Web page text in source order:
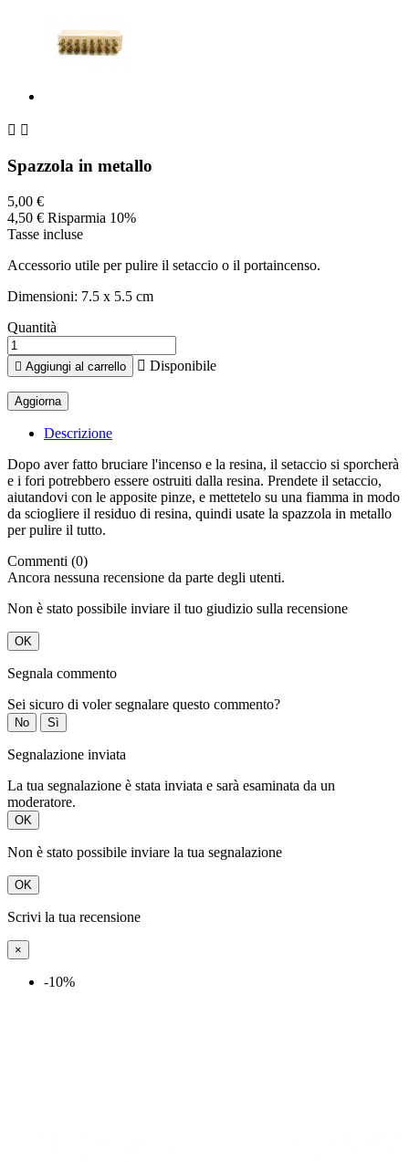
 
Spazzola in metallo
5,00 €
4,50 € Risparmia 10%
Tasse incluse
Accessorio utile per pulire il setaccio o il portaincenso.
Dimensioni: 7.5 x 5.5 cm
Quantità
 Aggiungi al carrello  Disponibile
Descrizione
Dopo aver fatto bruciare l'incenso e la resina, il setaccio si sporcherà
e i fori potrebbero essere ostruiti dalla resina. Prendete il setaccio,
aiutandovi con le apposite pinze, e mettetelo su una fiamma in modo
da sciogliere il residuo di resina, quindi usate la spazzola in metallo
per pulire il tutto.
Commenti (0)
Ancora nessuna recensione da parte degli utenti.
Non è stato possibile inviare il tuo giudizio sulla recensione
OK
Segnala commento
Sei sicuro di voler segnalare questo commento?
No Sì
Segnalazione inviata
La tua segnalazione è stata inviata e sarà esaminata da un
moderatore.
OK
Non è stato possibile inviare la tua segnalazione
OK
Scrivi la tua recensione
×
-10%